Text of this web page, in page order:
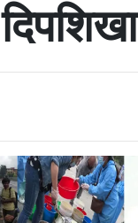
दिपशिखा